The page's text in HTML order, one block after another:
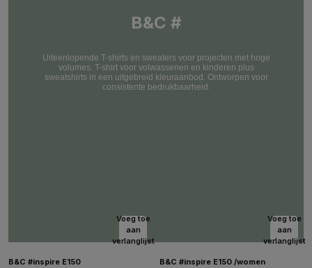
B&C #
Uiteenlopende T-shirts en sweaters voor projecten met hoge
volumes. T-shirt voor volwassenen en kinderen plus
sweatshirts in een uitgebreid kleuraanbod. Ontworpen voor
consistente bedrukbaarheid.
Voeg toe
aan
verlanglijst
B&C #inspire E150
Voeg toe
aan
verlanglijst
B&C #inspire E150 /women